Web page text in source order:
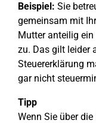
Beispiel: Sie
gemeinsam mit
Mutter anteilig
zu. Das gilt leider
Steuererklärung
gar nicht
Tipp
Wenn Sie über